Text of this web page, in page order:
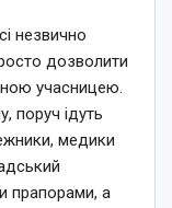
незвично
дозволити
учасницею.
поруч ідуть
медики
прапорами, а